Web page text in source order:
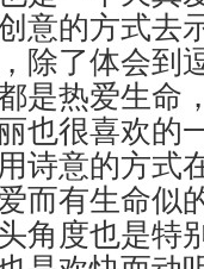
意的方式去
除了体会到
是热爱生命
也很喜欢的
诗意的方式
而有生命似
角度也是特